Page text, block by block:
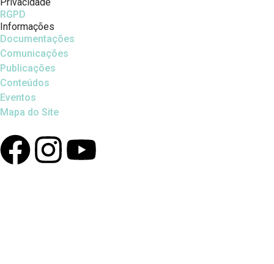
RGPD
Informações
Documentações
Comunicações
Publicações
Conteúdos
Eventos
Mapa do Site